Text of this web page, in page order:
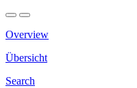
Overview
Übersicht
Search